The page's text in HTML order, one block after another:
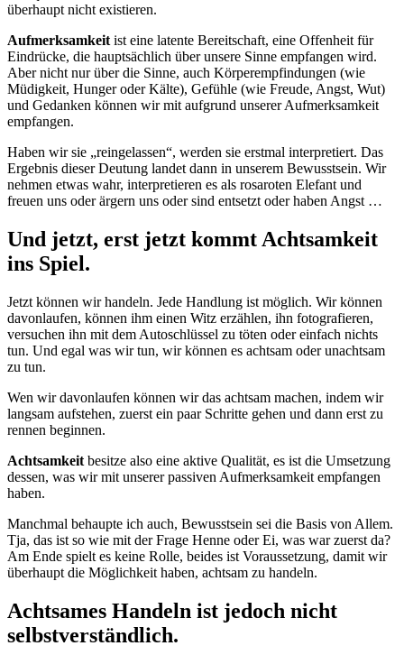
überhaupt nicht existieren.
Aufmerksamkeit ist eine latente Bereitschaft, eine Offenheit für
Eindrücke, die hauptsächlich über unsere Sinne empfangen wird.
Aber nicht nur über die Sinne, auch Körperempfindungen (wie
Müdigkeit, Hunger oder Kälte), Gefühle (wie Freude, Angst, Wut)
und Gedanken können wir mit aufgrund unserer Aufmerksamkeit
empfangen.
Haben wir sie „reingelassen“, werden sie erstmal interpretiert. Das
Ergebnis dieser Deutung landet dann in unserem Bewusstsein. Wir
nehmen etwas wahr, interpretieren es als rosaroten Elefant und
freuen uns oder ärgern uns oder sind entsetzt oder haben Angst …
Und jetzt, erst jetzt kommt Achtsamkeit
ins Spiel.
Jetzt können wir handeln. Jede Handlung ist möglich. Wir können
davonlaufen, können ihm einen Witz erzählen, ihn fotografieren,
versuchen ihn mit dem Autoschlüssel zu töten oder einfach nichts
tun. Und egal was wir tun, wir können es achtsam oder unachtsam
zu tun.
Wen wir davonlaufen können wir das achtsam machen, indem wir
langsam aufstehen, zuerst ein paar Schritte gehen und dann erst zu
rennen beginnen.
Achtsamkeit besitze also eine aktive Qualität, es ist die Umsetzung
dessen, was wir mit unserer passiven Aufmerksamkeit empfangen
haben.
Manchmal behaupte ich auch, Bewusstsein sei die Basis von Allem.
Tja, das ist so wie mit der Frage Henne oder Ei, was war zuerst da?
Am Ende spielt es keine Rolle, beides ist Voraussetzung, damit wir
überhaupt die Möglichkeit haben, achtsam zu handeln.
Achtsames Handeln ist jedoch nicht
selbstverständlich.